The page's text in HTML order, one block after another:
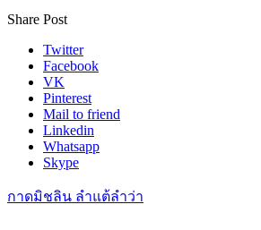
Share Post
Twitter
Facebook
VK
Pinterest
Mail to friend
Linkedin
Whatsapp
Skype
กาดมิชลิน ลำแต้ลำว่า